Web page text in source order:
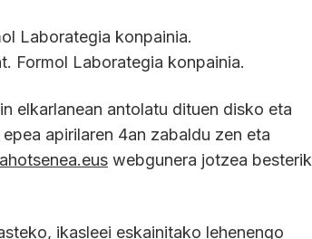
Laborategia konpainia.
Formol Laborategia konpainia.
elkarlanean antolatu dituen disko eta
apirilaren 4an zabaldu zen eta
webgunera jotzea besterik
ikasleei eskainitako lehenengo